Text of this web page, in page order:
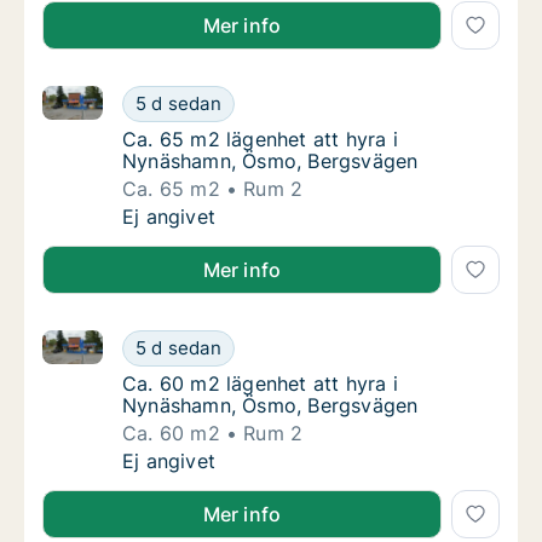
Mer info
Ca. 65 m2 lägenhet att hyra i Nynäshamn,
5 d sedan
Ca. 65 m2 lägenhet att hyra i Nynäshamn, Ösmo,
Ca. 65 m2 lägenhet att hyra i Nynäshamn,
Ca. 65 m2 lägenhet att hyra i
Nynäshamn, Ösmo, Bergsvägen
Ca. 65 m2
Rum 2
Ca. 65 m2 lägenhet att hyra i Nynäshamn,
Ej angivet
Mer info
Ca. 60 m2 lägenhet att hyra i Nynäshamn,
5 d sedan
Ca. 60 m2 lägenhet att hyra i Nynäshamn, Ösmo,
Ca. 60 m2 lägenhet att hyra i Nynäshamn,
Ca. 60 m2 lägenhet att hyra i
Nynäshamn, Ösmo, Bergsvägen
Ca. 60 m2
Rum 2
Ca. 60 m2 lägenhet att hyra i Nynäshamn,
Ej angivet
Mer info